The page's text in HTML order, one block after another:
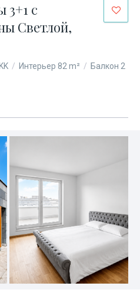
3+1 с
Светлой,
/ Интерьер 82 m² / Балкон 2